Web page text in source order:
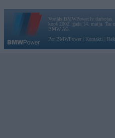
Vortāls BMWPower.lv darbojas
kopš 2002. gada 14. maija. Tas
BMW AG.
Par BMWPower
Kontakti